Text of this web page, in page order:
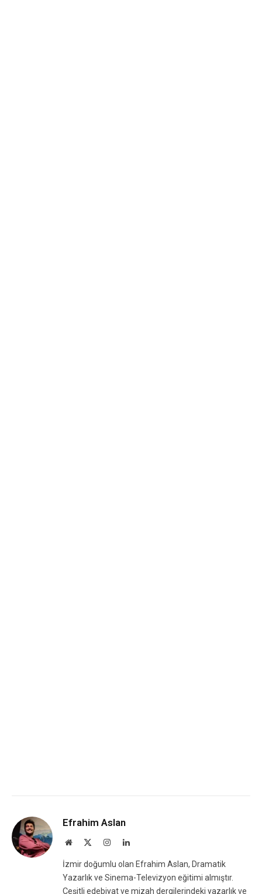
Efrahim Aslan
Website InstagramLinkedIn
İzmir doğumlu olan Efrahim Aslan, Dramatik
Yazarlık ve Sinema-Televizyon eğitimi almıştır.
Çeşitli edebiyat ve mizah dergilerindeki yazarlık ve